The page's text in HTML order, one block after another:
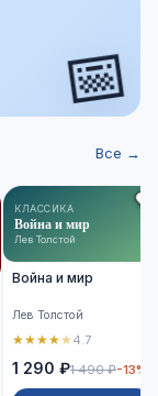
📅
Все →
КЛАССИКА
Война и мир
Лев Толстой
Война и мир
Лев Толстой
★★★★★4.7
1 290 ₽1 490 ₽-13%